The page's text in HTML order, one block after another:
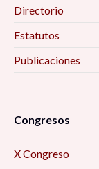
Directorio
Estatutos
Publicaciones
Congresos
X Congreso